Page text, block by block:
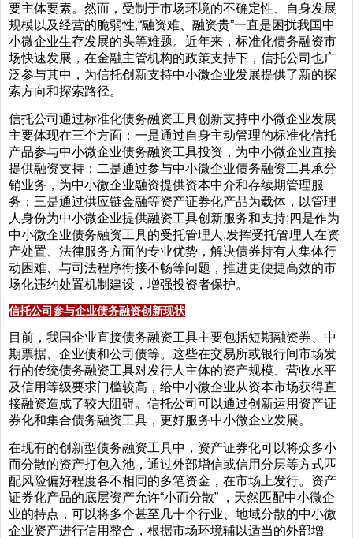
要主体要素。然而，受制于市场环境的不确定性、自身发展
规模以及经营的脆弱性,“融资难、融资贵”一直是困扰我国中
小微企业生存发展的头等难题。近年来，标准化债务融资市
场快速发展，在金融主管机构的政策支持下，信托公司也广
泛参与其中，为信托创新支持中小微企业发展提供了新的探
索方向和探索路径。
信托公司通过标准化债务融资工具创新支持中小微企业发展
主要体现在三个方面：一是通过自身主动管理的标准化信托
产品参与中小微企业债务融资工具投资，为中小微企业直接
提供融资支持；二是通过参与中小微企业债务融资工具承分
销业务，为中小微企业融资提供资本中介和存续期管理服
务；三是通过供应链金融等资产证券化产品为载体，以管理
人身份为中小微企业提供融资工具创新服务和支持;四是作为
中小微企业债务融资工具的受托管理人,发挥受托管理人在资
产处置、法律服务方面的专业优势，解决债券持有人集体行
动困难、与司法程序衔接不畅等问题，推进更便捷高效的市
场化违约处置机制建设，增强投资者保护。
信托公司参与企业债务融资创新现状
目前，我国企业直接债务融资工具主要包括短期融资券、中
期票据、企业债和公司债等。这些在交易所或银行间市场发
行的传统债务融资工具对发行人主体的资产规模、营收水平
及信用等级要求门槛较高，给中小微企业从资本市场获得直
接融资造成了较大阻碍。信托公司可以通过创新运用资产证
券化和集合债务融资工具，更好服务中小微企业发展。
在现有的创新型债务融资工具中，资产证券化可以将众多小
而分散的资产打包入池，通过外部增信或信用分层等方式匹
配风险偏好程度各不相同的多笔资金，在市场上发行。资产
证券化产品的底层资产允许“小而分散” ，天然匹配中小微企
业的特点，可以将多个甚至几十个行业、地域分散的中小微
企业资产进行信用整合，根据市场环境辅以适当的外部增